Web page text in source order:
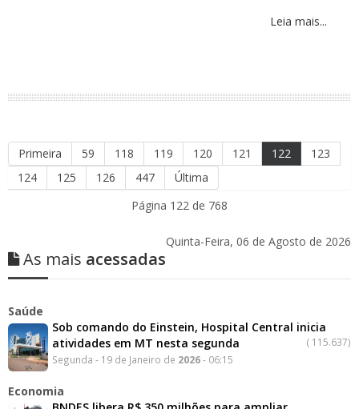
Leia mais...
Primeira 59 118 119 120 121 122
123
124
125 126 447
Última
Página 122 de 768
Quinta-Feira, 06 de Agosto de 2026
As mais acessadas
Saúde
Sob comando do Einstein, Hospital Central inicia
atividades em MT nesta segunda
( 115.637)
Segunda - 19 de Janeiro de 2026- 06:15
Economia